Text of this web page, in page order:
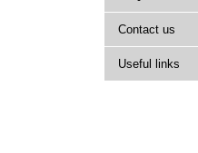
Contact us
Useful links